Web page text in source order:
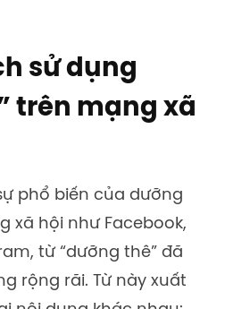
sử dụng
trên mạng xã
phổ biến của dưỡng
xã hội như Facebook,
từ “dưỡng thê” đã
rộng rãi. Từ này xuất